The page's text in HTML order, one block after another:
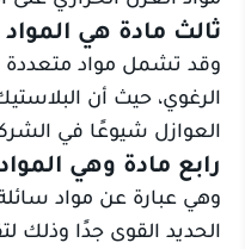
ثالث مادة هي المواد
وقد تشمل مواد متعددة
الرغوي، حيث أن
العوازل شيوعًا في
رابع مادة وهي المواد
وهي عبارة عن مواد
الحديد القوى جدًا وذلك